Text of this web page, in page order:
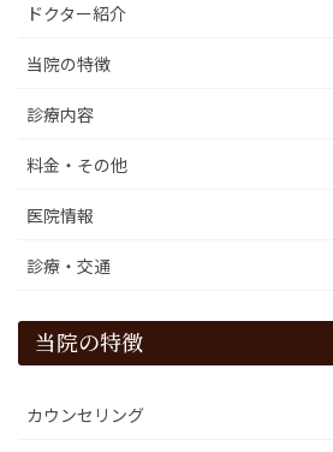
ドクター紹介
当院の特徴
診療内容
料金・その他
医院情報
診療・交通
当院の特徴
カウンセリング